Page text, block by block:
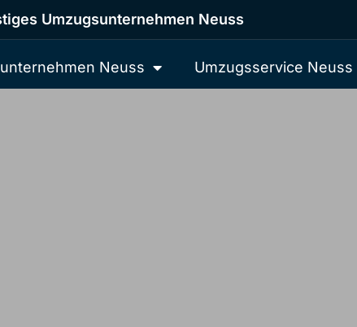
Umzugsunternehmen Neuss
Neuss Umzugsservice Neuss